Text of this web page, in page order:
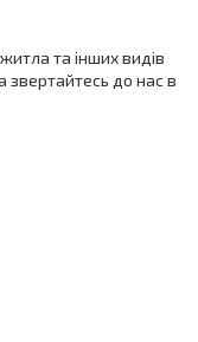
та інших видів
звертайтесь до нас в